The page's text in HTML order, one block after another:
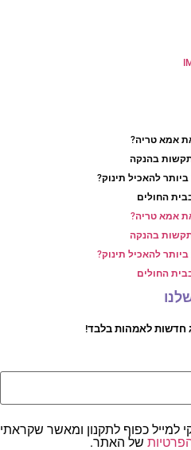
אמא טריה?
בהנקה
להאכיל תינוק?
החולים
אמא טריה?
בהנקה
להאכיל תינוק?
החולים
חדשות לאמהות בלבד!
למייל כפוף לתקנון ומאשר שקראתי
של האתר.